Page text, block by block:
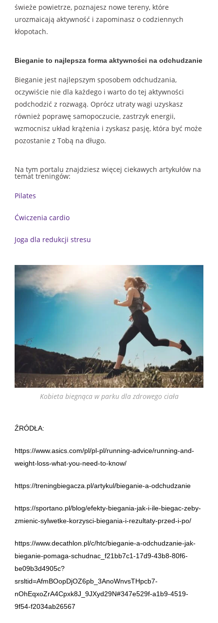
świeże powietrze, poznajesz nowe tereny, które
urozmaicają aktywność i zapominasz o codziennych
kłopotach.
Bieganie to najlepsza forma aktywności na odchudzanie
Bieganie jest najlepszym sposobem odchudzania,
oczywiście nie dla każdego i warto do tej aktywności
podchodzić z rozwagą. Oprócz utraty wagi uzyskasz
również poprawę samopoczucie, zastrzyk energii,
wzmocnisz układ krążenia i zyskasz pasję, która być może
pozostanie z Tobą na długo.
Na tym portalu znajdziesz więcej ciekawych artykułów na
temat treningów:
Pilates
Ćwiczenia cardio
Joga dla redukcji stresu
Kobieta biegnąca w parku dla zdrowego ciała
ŹRÓDŁA:
https://www.asics.com/pl/pl-pl/running-advice/running-and-
weight-loss-what-you-need-to-know/
https://treningbiegacza.pl/artykul/bieganie-a-odchudzanie
https://sportano.pl/blog/efekty-biegania-jak-i-ile-biegac-zeby-
zmienic-sylwetke-korzysci-biegania-i-rezultaty-przed-i-po/
https://www.decathlon.pl/c/htc/bieganie-a-odchudzanie-jak-
bieganie-pomaga-schudnac_f21bb7c1-17d9-43b8-80f6-
be09b3d4905c?
srsltid=AfmBOopDjOZ6pb_3AnoWnvsTHpcb7-
nOhEqxoZrA4Cpxk8J_9JXyd29N#347e529f-a1b9-4519-
9f54-f2034ab26567